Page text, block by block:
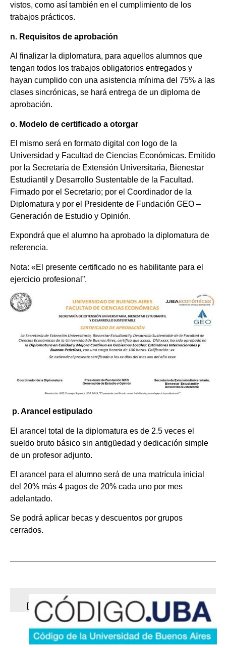
vistos, como así también en el cumplimiento de los
trabajos prácticos.
n. Requisitos de aprobación
Al finalizar la diplomatura, para aquellos alumnos que
tengan todos los trabajos obligatorios entregados y
hayan cumplido con una asistencia mínima del 75% a las
clases sincrónicas, se hará entrega de un diploma de
aprobación.
o. Modelo de certificado a otorgar
El mismo será en formato digital con logo de la
Universidad y Facultad de Ciencias Económicas. Emitido
por la Secretaría de Extensión Universitaria, Bienestar
Estudiantil y Desarrollo Sustentable de la Facultad.
Firmado por el Secretario; por el Coordinador de la
Diplomatura y por el Presidente de Fundación GEO –
Generación de Estudio y Opinión.
Expondrá que el alumno ha aprobado la diplomatura de
referencia.
Nota: «El presente certificado no es habilitante para el
ejercicio profesional”.
p.Arancel estipulado
El arancel total de la diplomatura es de 2.5 veces el
sueldo bruto básico sin antigüedad y dedicación simple
de un profesor adjunto.
El arancel para el alumno será de una matrícula inicial
del 20% más 4 pagos de 20% cada uno por mes
adelantado.
Se podrá aplicar becas y descuentos por grupos
cerrados.